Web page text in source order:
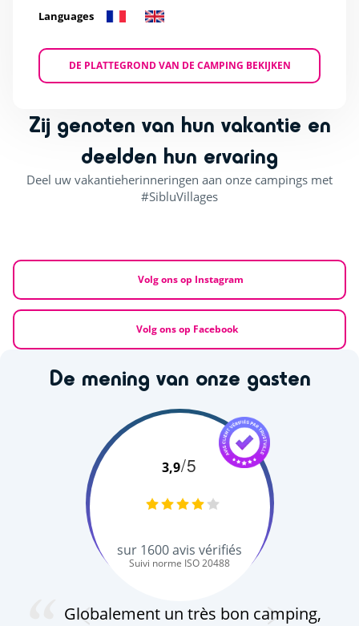
Languages
DE PLATTEGROND VAN DE CAMPING BEKIJKEN
Zij genoten van hun vakantie en
deelden hun ervaring
Deel uw vakantieherinneringen aan onze campings met
#SibluVillages
Volg ons op Instagram
Volg ons op Facebook
De mening van onze gasten
3,9/5
sur 1600avis vérifiés
Suivi norme ISO 20488
Globalement un très bon camping,